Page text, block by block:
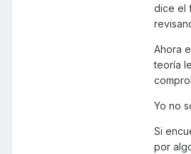
dice el
Ahora
teoría
Yo no
Si
por